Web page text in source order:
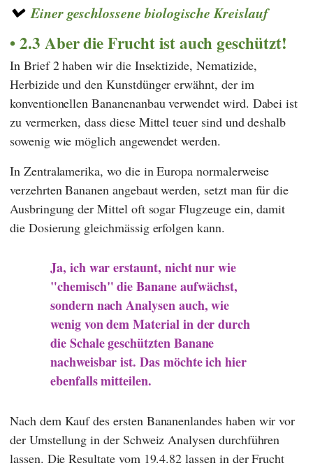
Einer geschlossene biologische Kreislauf
2.3 Aber die Frucht ist auch geschützt!
In Brief 2 haben wir die Insektizide, Nematizide,
Herbizide und den Kunstdünger erwähnt, der im
konventionellen Bananenanbau verwendet wird. Dabei ist
zu vermerken, dass diese Mittel teuer sind und deshalb
sowenig wie möglich angewendet werden.
In Zentralamerika, wo die in Europa normalerweise
verzehrten Bananen angebaut werden, setzt man für die
Ausbringung der Mittel oft sogar Flugzeuge ein, damit
die Dosierung gleichmässig erfolgen kann.
Ja, ich war erstaunt, nicht nur wie
"chemisch" die Banane aufwächst,
sondern nach Analysen auch, wie
wenig von dem Material in der durch
die Schale geschützten Banane
nachweisbar ist. Das möchte ich hier
ebenfalls mitteilen.
Nach dem Kauf des ersten Bananenlandes haben wir vor
der Umstellung in der Schweiz Analysen durchführen
lassen. Die Resultate vom 19.4.82 lassen in der Frucht